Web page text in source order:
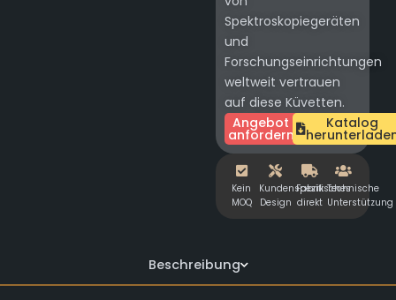
Spektroskopiegeräten
und
Forschungseinrichtungen
weltweit vertrauen
auf diese Küvetten.
Angebot
anfordern
Katalog
Kein
MOQ
Kundenspezifisches
Design
Fabrik
direkt
Technische
Unterstützung
Beschreibung